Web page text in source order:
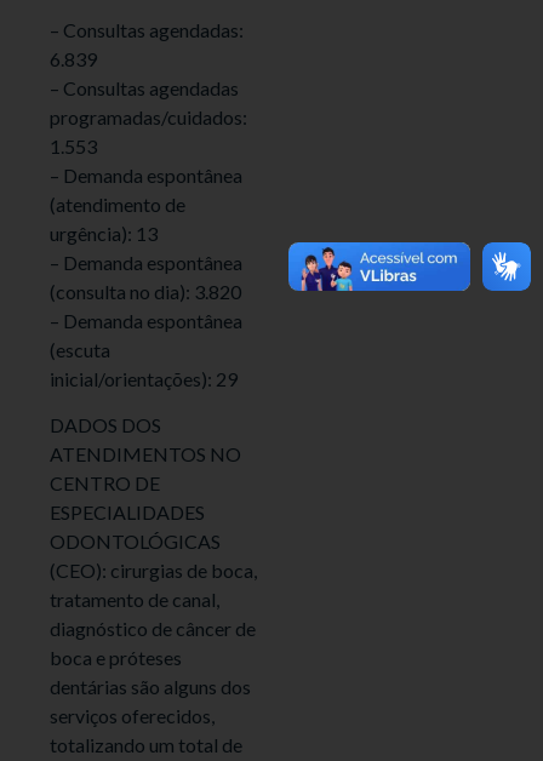
– Consultas agendadas:
6.839
– Consultas agendadas
programadas/cuidados:
1.553
– Demanda espontânea
(atendimento de
urgência): 13
– Demanda espontânea
(consulta no dia): 3.820
– Demanda espontânea
(escuta
inicial/orientações): 29
DADOS DOS
ATENDIMENTOS NO
CENTRO DE
ESPECIALIDADES
ODONTOLÓGICAS
(CEO): cirurgias de boca,
tratamento de canal,
diagnóstico de câncer de
boca e próteses
dentárias são alguns dos
serviços oferecidos,
totalizando um total de